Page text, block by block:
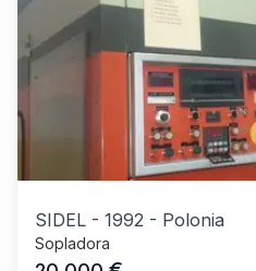
SIDEL - 1992 - Polonia
Sopladora